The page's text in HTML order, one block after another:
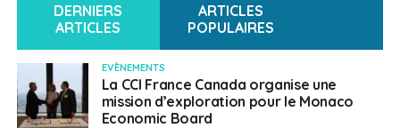
DERNIERS
ARTICLES
ARTICLES
POPULAIRES
EVÈNEMENTS
La CCI France Canada organise une
mission d’exploration pour le Monaco
Economic Board